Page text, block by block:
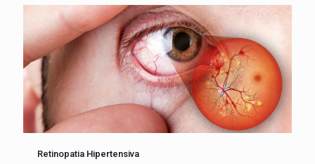
Retinopatia Hipertensiva